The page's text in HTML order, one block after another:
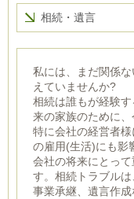
相続・遺言
私には、まだ関係
えていませんか?
相続は誰もが経験
来の家族のために、
特に会社の経営者
の雇用(生活)にも影
会社の将来にとっ
す。相続トラブルは
事業承継、遺言作